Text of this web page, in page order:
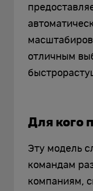
отличным
Для кого
Эту модель
командам
компаниям,